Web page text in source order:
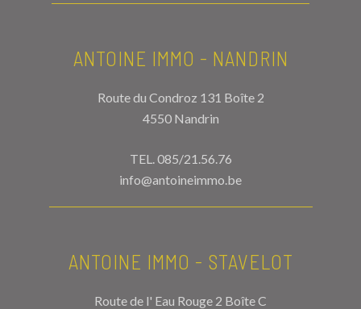
ANTOINE IMMO - NANDRIN
Route du Condroz 131 Boîte 2
4550 Nandrin
TEL.085/21.56.76
info@antoineimmo.be
ANTOINE IMMO - STAVELOT
Route de l' Eau Rouge 2 Boîte C